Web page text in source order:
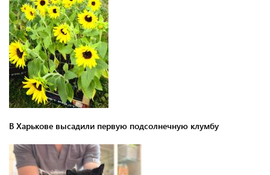
В Харькове высадили первую подсолнечную клумбу